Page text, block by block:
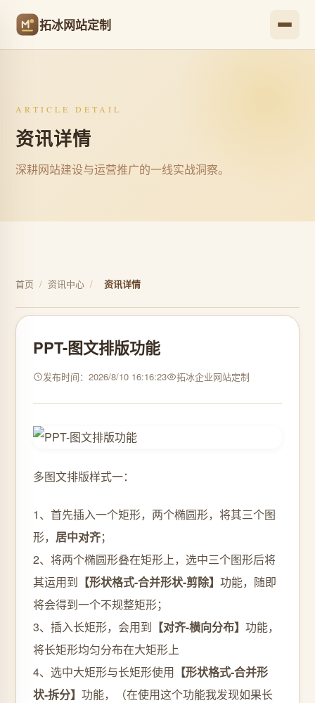
拓冰网站定制
ARTICLE DETAIL
资讯详情
深耕网站建设与运营推广的一线实战洞察。
首页 / 资讯中心 / 资讯详情
PPT-图文排版功能
发布时间：2026/8/10 16:16:23 拓冰企业网站定制
多图文排版样式一：
1、首先插入一个矩形，两个椭圆形，将其三个图
形， 居中对齐；
2、将两个椭圆形叠在矩形上，选中三个图形后将
其运用到 【形状格式-合并形状-剪除】 功能，随即
将会得到一个不规整矩形；
3、插入长矩形，会用到 【对齐-横向分布】 功能，
将长矩形均匀分布在大矩形上
4、选中大矩形与长矩形使用 【形状格式-合并形
状-拆分】 功能，（在使用这个功能我发现如果长